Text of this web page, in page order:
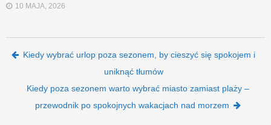
10 MAJA, 2026
Post navigation
Kiedy wybrać urlop poza sezonem, by cieszyć się spokojem i
uniknąć tłumów
Kiedy poza sezonem warto wybrać miasto zamiast plaży –
przewodnik po spokojnych wakacjach nad morzem